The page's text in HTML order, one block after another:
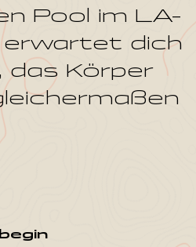
Pool im LA-
erwartet dich
das Körper